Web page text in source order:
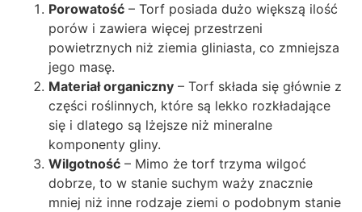
Porowatość – Torf posiada dużo większą ilość
porów i zawiera więcej przestrzeni
powietrznych niż ziemia gliniasta, co zmniejsza
jego masę.
Materiał organiczny – Torf składa się głównie z
części roślinnych, które są lekko rozkładające
się i dlatego są lżejsze niż mineralne
komponenty gliny.
Wilgotność – Mimo że torf trzyma wilgoć
dobrze, to w stanie suchym waży znacznie
mniej niż inne rodzaje ziemi o podobnym stanie